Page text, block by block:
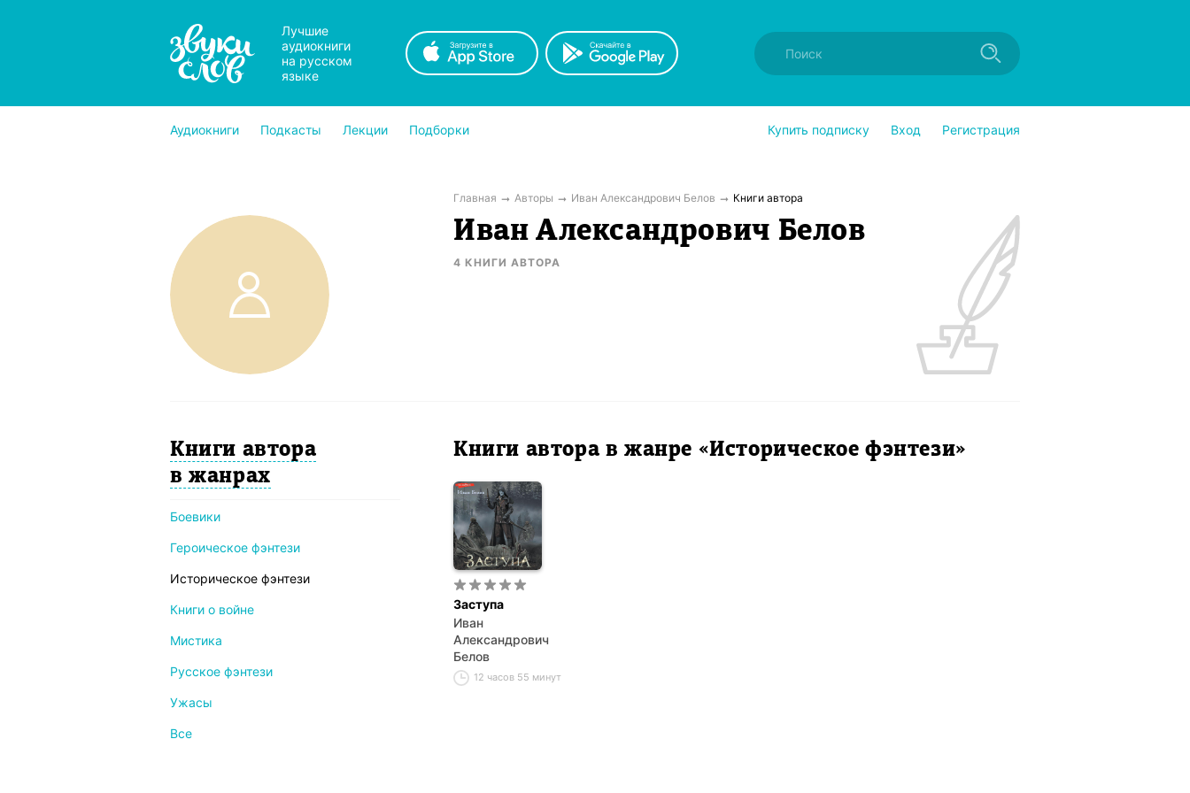
Лучшие
аудиокниги
на русском
языке
Аудиокниги Подкасты Лекции Подборки Купить подписку Вход Регистрация
Главная Авторы Иван Александрович Белов Книги автора
Иван Александрович Белов
4 КНИГИ АВТОРА
Книги автора
в жанрах
Боевики
Героическое фэнтези
Историческое фэнтези
Книги о войне
Мистика
Русское фэнтези
Ужасы
Все
Книги автора в жанре «Историческое фэнтези»
Заступа
Иван
Александрович
Белов
12 часов 55 минут